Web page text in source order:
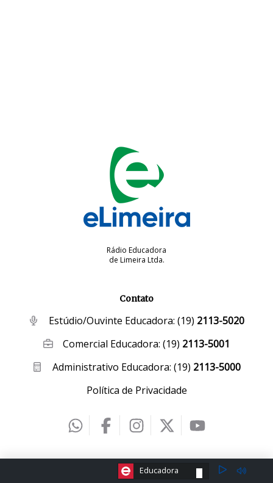
Rádio Educadora
de Limeira Ltda.
Contato
Estúdio/Ouvinte Educadora: (19) 2113-5020
Comercial Educadora:(19) 2113-5001
Administrativo Educadora: (19) 2113-5000
Política de Privacidade
2026 © eLimeira | Desenvolvido por Creative Hut
ESCOLHA A RÁDIO:
Educadora